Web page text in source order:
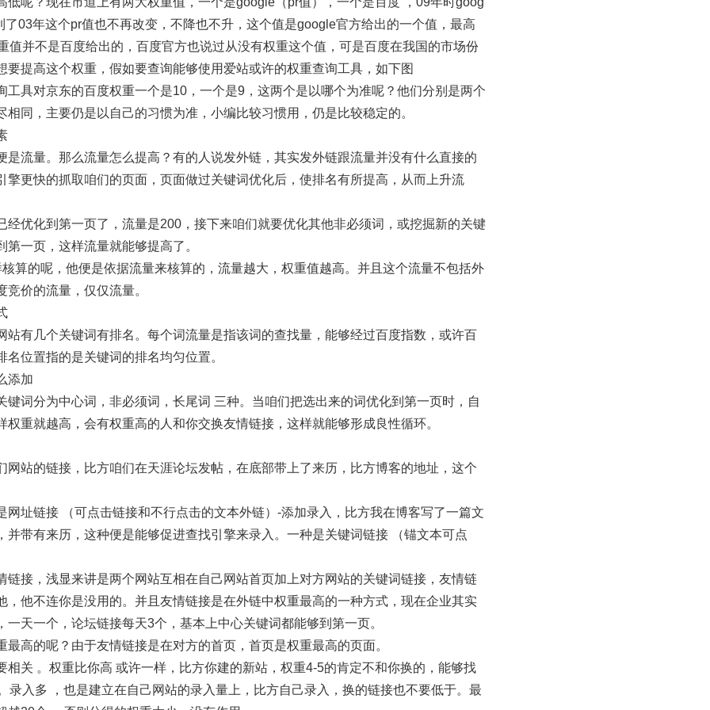
03年这个pr值也不再改变，不降也不升，这个值是google官方给出的一个值，最高
值并不是百度给出的，百度官方也说过从没有权重这个值，可是百度在我国的市场份
要提高这个权重，假如要查询能够使用爱站或许的权重查询工具，如下图
工具对京东的百度权重一个是10，一个是9，这两个是以哪个为准呢？他们分别是两个
相同，主要仍是以自己的习惯为准，小编比较习惯用，仍是比较稳定的。
是流量。那么流量怎么提高？有的人说发外链，其实发外链跟流量并没有什么直接的
擎更快的抓取咱们的页面，页面做过关键词优化后，使排名有所提高，从而上升流
经优化到第一页了，流量是200，接下来咱们就要优化其他非必须词，或挖掘新的关键
一页，这样流量就能够提高了。
算的呢，他便是依据流量来核算的，流量越大，权重值越高。并且这个流量不包括外
价的流量，仅仅流量。
站有几个关键词有排名。每个词流量是指该词的查找量，能够经过百度指数，或许百
位置指的是关键词的排名均匀位置。
添加
键词分为中心词，非必须词，长尾词 三种。当咱们把选出来的词优化到第一页时，自
权重就越高，会有权重高的人和你交换友情链接，这样就能够形成良性循环。
网站的链接，比方咱们在天涯论坛发帖，在底部带上了来历，比方博客的地址，这个
网址链接 （可点击链接和不行点击的文本外链）-添加录入，比方我在博客写了一篇文
并带有来历，这种便是能够促进查找引擎来录入。一种是关键词链接 （锚文本可点
链接，浅显来讲是两个网站互相在自己网站首页加上对方网站的关键词链接，友情链
，他不连你是没用的。并且友情链接是在外链中权重最高的一种方式，现在企业其实
一天一个，论坛链接每天3个，基本上中心关键词都能够到第一页。
最高的呢？由于友情链接是在对方的首页，首页是权重最高的页面。
相关 。权重比你高 或许一样，比方你建的新站，权重4-5的肯定不和你换的，能够找
录入多 ，也是建立在自己网站的录入量上，比方自己录入，换的链接也不要低于。最